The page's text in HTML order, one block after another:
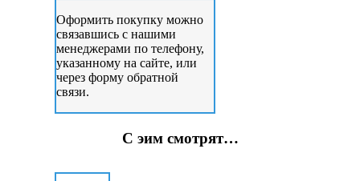
Оформить покупку можно
связавшись с нашими
менеджерами по телефону,
указанному на сайте, или
через форму обратной
связи.
С эим смотрят…